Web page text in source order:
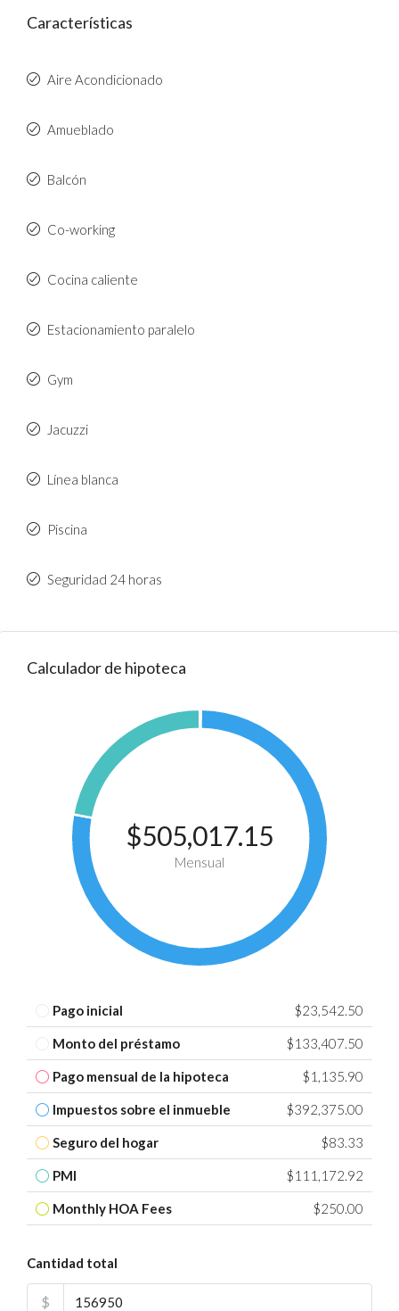
Características
Aire Acondicionado
Amueblado
Balcón
Co-working
Cocina caliente
Estacionamiento paralelo
Gym
Jacuzzi
Línea blanca
Piscina
Seguridad 24 horas
Calculador de hipoteca
$505,017.15
Mensual
Pago inicial $23,542.50
Monto del préstamo $133,407.50
Pago mensual de la hipoteca $1,135.90
Impuestos sobre el inmueble $392,375.00
Seguro del hogar $83.33
PMI $111,172.92
Monthly HOA Fees $250.00
Cantidad total
$